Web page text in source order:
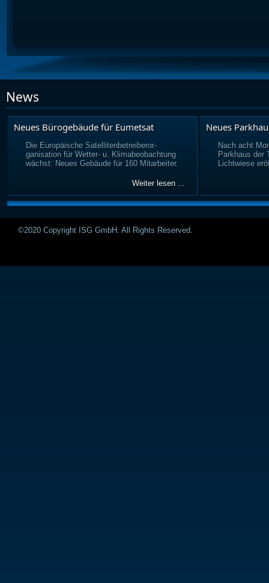
News
Neues Bürogebäude für Eumetsat
Die Europäische Satellitenbetreiberor-
ganisation für Wetter- u. Klimabeobachtung
wächst: Neues Gebäude für 160 Mitarbeiter.
Weiter lesen ...
Neues
Nach acht
Parkhaus der
Lichtwiese
©2020 Copyright ISG GmbH. All Rights Reserved.